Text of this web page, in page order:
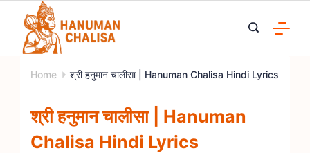
content
Home श्री हनुमान चालीसा | Hanuman Chalisa Hindi Lyrics
श्री हनुमान चालीसा | Hanuman
Chalisa Hindi Lyrics